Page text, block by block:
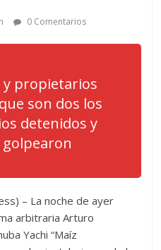
0 Comentarios
y propietarios
son dos los
detenidos y
golpearon
– La noche de ayer
arbitraria Arturo
Yachi “Maíz